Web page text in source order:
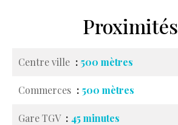
Proximités
Centre ville 500 mètres
Commerces 500 mètres
Gare TGV 45 minutes